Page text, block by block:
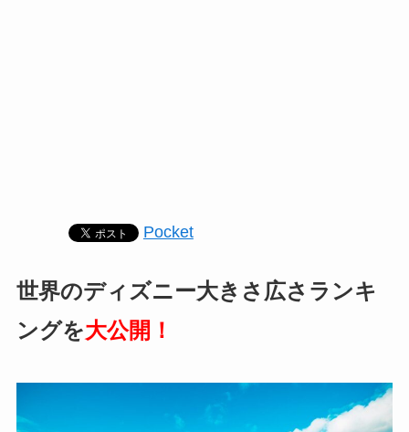
Pocket
世界のディズニー大きさ広さランキ
ングを大公開！